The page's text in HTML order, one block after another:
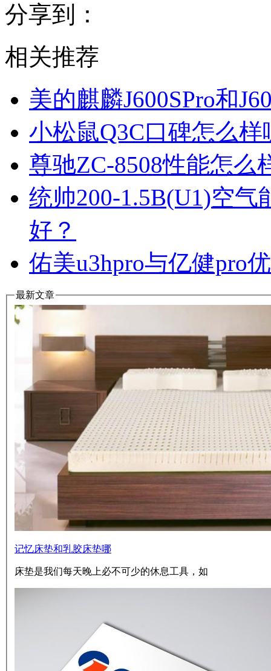
分享到：
相关推荐
美的麒麟J600SPro和
小松鼠Q3C口碑怎么
尊驰ZC-8508性能怎么
统帅200-1.5B(U1)空
好？
佑美u3hpro与亿健pro
最新文章
记忆床垫和乳胶床垫哪
床垫是我们每天晚上必不可少的休息工具，如